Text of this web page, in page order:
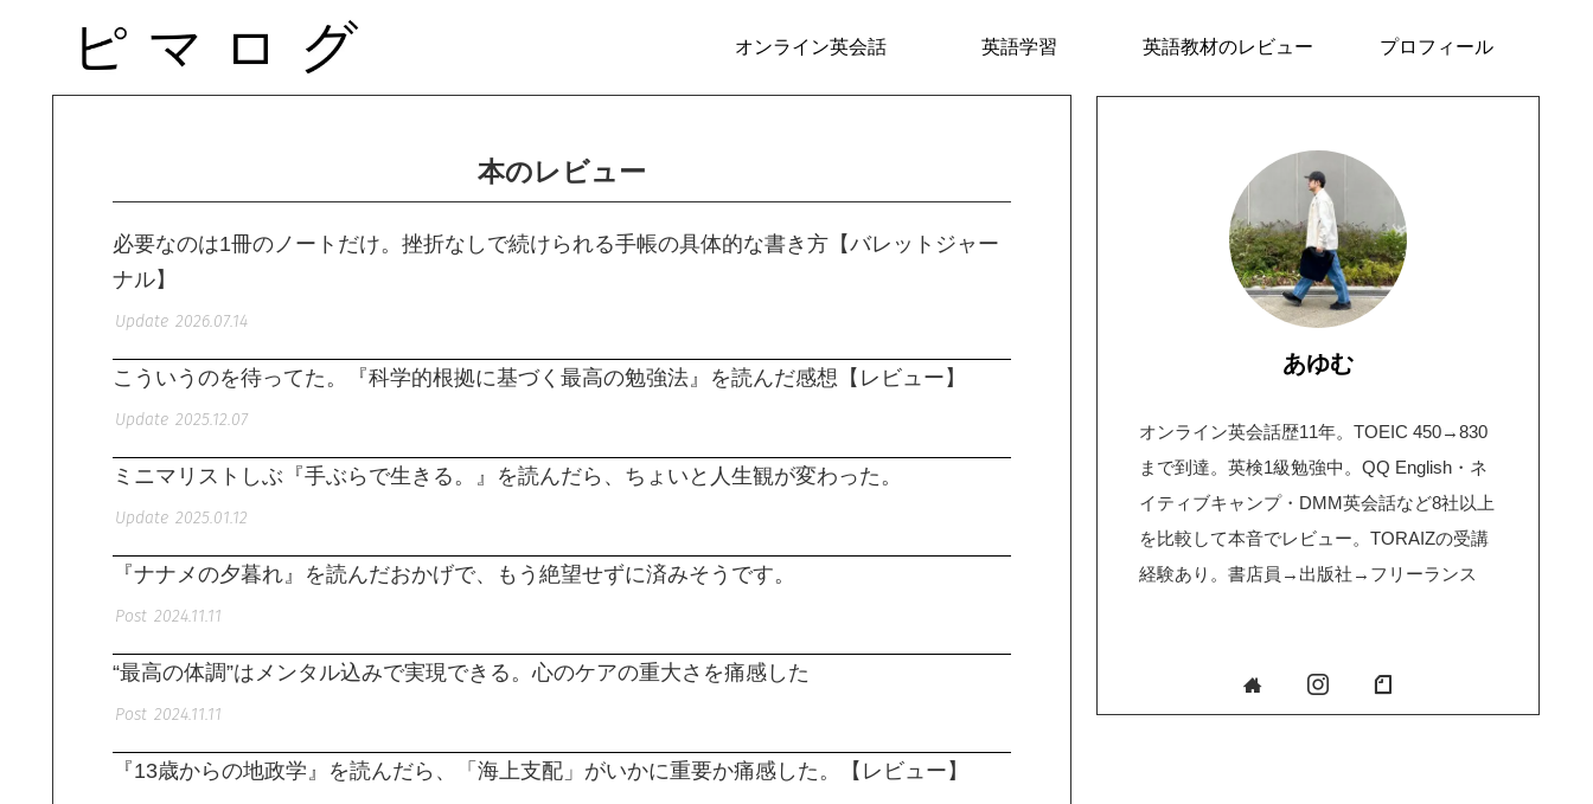
オンライン英会話 英語学習 英語教材のレビュー プロフィール
本のレビュー
必要なのは1冊のノートだけ。挫折なしで続けられる手帳の具体的な書き方【バレットジャー
ナル】
2026.07.14
こういうのを待ってた。『科学的根拠に基づく最高の勉強法』を読んだ感想【レビュー】
2025.12.07
ミニマリストしぶ『手ぶらで生きる。』を読んだら、ちょいと人生観が変わった。
2025.01.12
『ナナメの夕暮れ』を読んだおかげで、もう絶望せずに済みそうです。
2024.11.11
“最高の体調”はメンタル込みで実現できる。心のケアの重大さを痛感した
2024.11.11
『13歳からの地政学』を読んだら、「海上支配」がいかに重要か痛感した。【レビュー】
あゆむ
オンライン英会話歴11年。TOEIC 450→830
まで到達。英検1級勉強中。QQ English・ネ
イティブキャンプ・DMM英会話など8社以上
を比較して本音でレビュー。TORAIZの受講
経験あり。書店員→出版社→フリーランス